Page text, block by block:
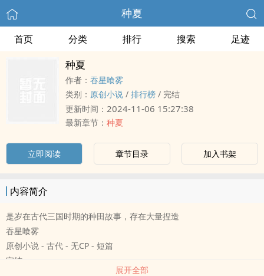
种夏
首页 分类 排行 搜索 足迹
种夏
作者： 吞星喰雾
类别： 原创小说 / 排行榜 / 完结
更新时间： 2024-11-06 15:27:38
最新章节： 种夏
立即阅读 章节目录 加入书架
内容简介
是岁在古代三国时期的种田故事，存在大量捏造
吞星喰雾
原创小说 - 古代 - 无CP - 短篇
完结
展开全部